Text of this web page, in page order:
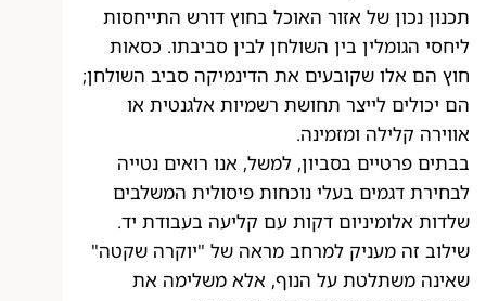
תכנון נכון של אזור האוכל בחוץ דורש התייחסות
ליחסי הגומלין בין השולחן לבין סביבתו. כסאות
חוץ הם אלו שקובעים את הדינמיקה סביב השולחן;
הם יכולים לייצר תחושת רשמיות אלגנטית או
אווירה קלילה ומזמינה.
בבתים פרטיים בסביון, למשל, אנו רואים נטייה
לבחירת דגמים בעלי נוכחות פיסולית המשלבים
שלדות אלומיניום דקות עם קליעה בעבודת יד.
שילוב זה מעניק למרחב מראה של "יוקרה שקטה"
שאינה משתלטת על הנוף, אלא משלימה את